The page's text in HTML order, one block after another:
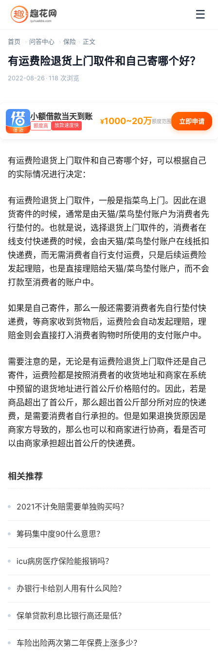
☰
首页 问答中心 保险 正文
有运费险退货上门取件和自己寄哪个好？
2022-08-26 · 118 次浏览
小额借款当天到账
额度高 放款速度快 ¥1000~20万额度范围 立即申请
有运费险退货上门取件和自己寄哪个好，可以根据自己
的实际情况进行决定：
有运费险退货上门取件，一般是指菜鸟上门。因此在退
货寄件的时候，通常是由天猫/菜鸟垫付账户为消费者先
行垫付的。也就是说，选择退货上门取件的，消费者在
线支付快递费的时候，会由天猫/菜鸟垫付账户在线抵扣
快递费，而无需消费者自行支付运费，只是后续运费险
发起理赔，也是直接理赔给天猫/菜鸟垫付账户，而不会
打款至消费者的账户中。
如果是自己寄件，那么一般还需要消费者先自行垫付快
递费，等商家收到货物后，运费险会自动发起理赔，理
赔金则会直接打入消费者购物时所使用的支付账户中。
需要注意的是，无论是有运费险退货上门取件还是自己
寄件，运费险都是按照消费者的收货地址和商家在系统
中预留的退货地址进行首公斤价格赔付的。因此，若是
商品超出了首公斤，那么超出首公斤部分所对应的快递
费，是需要消费者自行承担的。但是如果退换货原因是
商家方导致的，那么也可以和商家进行协商，看是否可
以由商家承担超出首公斤的快递费。
相关推荐
2021不计免赔需要单独购买吗？
筹码集中度90什么意思？
icu病房医疗保险能报销吗？
办银行卡给别人用有什么风险？
保单贷款利息比银行高还是低？
车险出险两次第二年保费上涨多少？